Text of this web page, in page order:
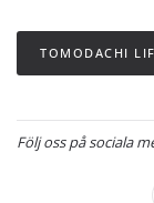
TOMODACHI
Följ oss på sociala